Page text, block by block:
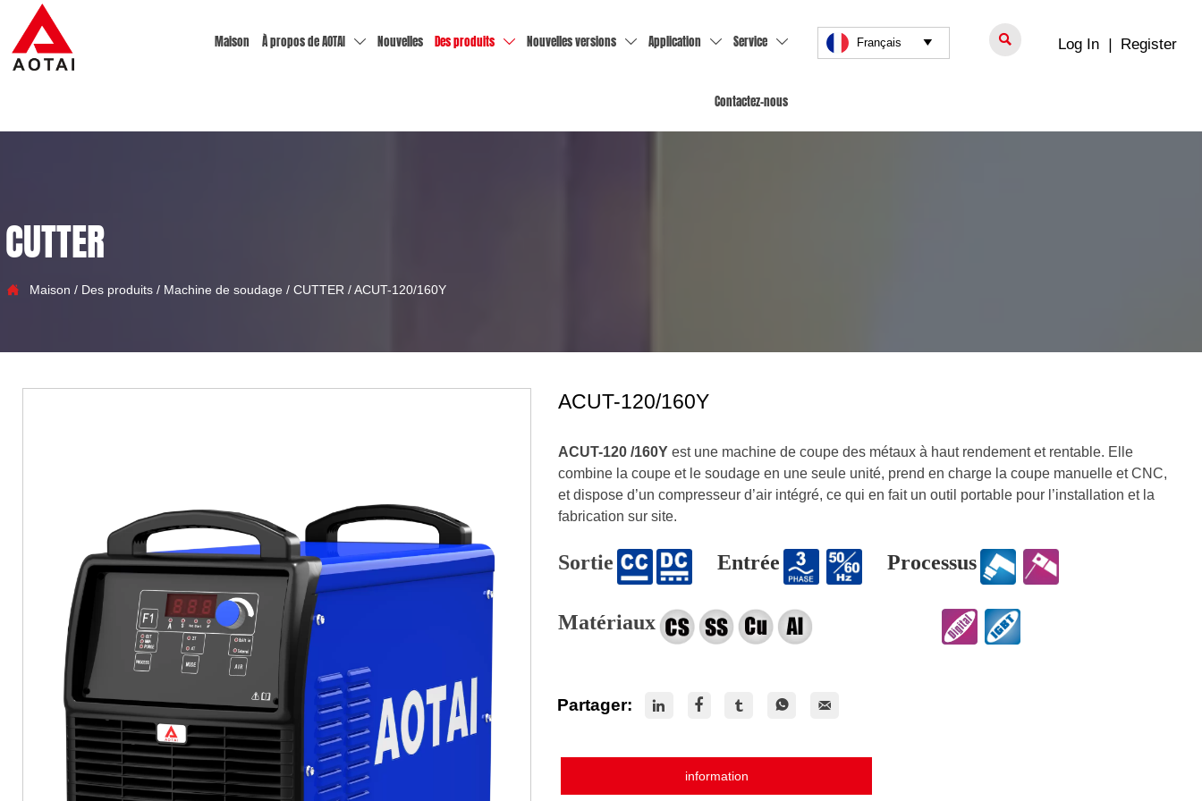
Maison À propos de AOTAI  Nouvelles Des produits  Nouvelles versions  Application  Service 
Contactez-nous
Français   Log In | Register
CUTTER
 Maison / Des produits/ Machine de soudage / CUTTER/ACUT-120/160Y
ACUT-120/160Y
ACUT-120 /160Y est une machine de coupe des métaux à haut rendement et rentable. Elle
combine la coupe et le soudage en une seule unité, prend en charge la coupe manuelle et CNC,
et dispose d’un compresseur d’air intégré, ce qui en fait un outil portable pour l’installation et la
fabrication sur site.
Sortie Entrée Processus
Matériaux
Partager:     
information